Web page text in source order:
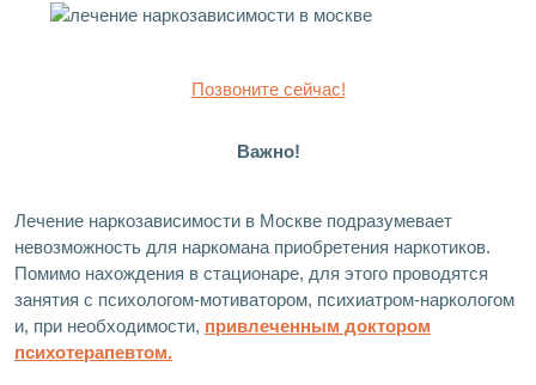
Позвоните сейчас!
Важно!
Лечение наркозависимости в Москве подразумевает
невозможность для наркомана приобретения наркотиков.
Помимо нахождения в стационаре, для этого проводятся
занятия с психологом-мотиватором, психиатром-наркологом
и, при необходимости, привлеченным доктором
психотерапевтом.